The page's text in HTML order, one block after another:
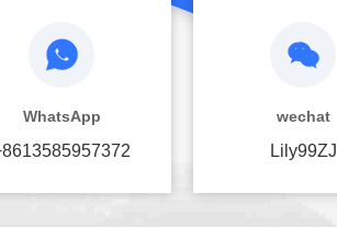
WhatsApp wechat
Lily99ZJ